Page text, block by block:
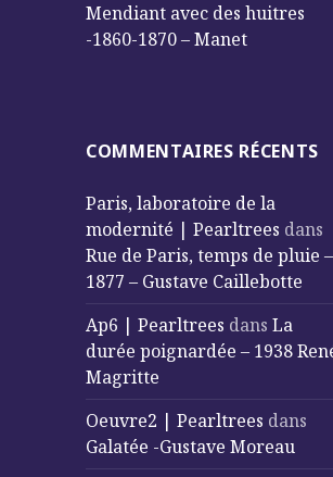
Mendiant avec des huitres
-1860-1870 – Manet
COMMENTAIRES RÉCENTS
Paris, laboratoire de la
modernité | Pearltrees dans
Rue de Paris, temps de pluie –
1877 – Gustave Caillebotte
Ap6 | Pearltrees dansLa
durée poignardée – 1938
Magritte
Oeuvre2 | Pearltrees dans
Galatée -Gustave Moreau